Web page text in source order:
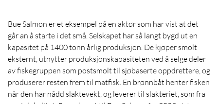
Bue Salmon er et eksempel på en aktør som har vist at det
går an å starte i det små. Selskapet har så langt bygd ut en
kapasitet på 1400 tonn årlig produksjon. De kjøper smolt
eksternt, utnytter produksjonskapasiteten ved å selge deler
av fiskegruppen som postsmolt til sjøbaserte oppdrettere, og
produserer resten frem til matfisk. En brønnbåt henter fisken
når den har nådd slaktevekt, og leverer til slakteriet, som fra